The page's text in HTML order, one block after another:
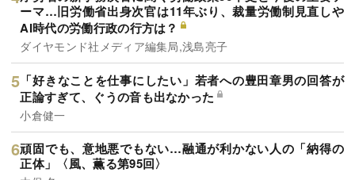
ーマ…旧労働省出身次官は11年ぶり、裁量労働制見直しや
AI時代の労働行政の行方は？
ダイヤモンド社メディア編集局,浅島亮子
「好きなことを仕事にしたい」若者への豊田章男の回答が
正論すぎて、ぐうの音も出なかった
小倉健一
頑固でも、意地悪でもない…融通が利かない人の「納得の
正体」〈風、薫る第95回〉